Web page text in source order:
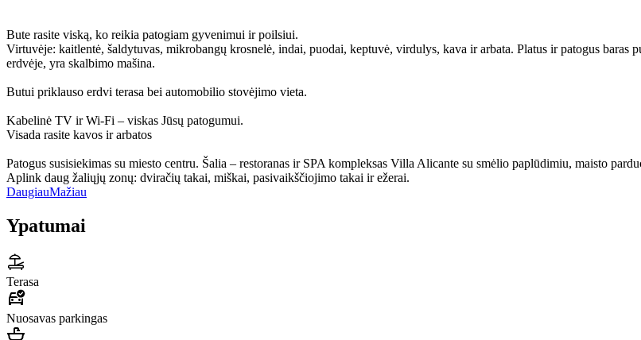
Bute rasite viską, ko reikia patogiam gyvenimui ir poilsiui.
Virtuvėje: kaitlentė, šaldytuvas, mikrobangų krosnelė, indai, puodai, keptuvė, virdulys, kava ir arbata. Platus ir patogus
erdvėje, yra skalbimo mašina.
Butui priklauso erdvi terasa bei automobilio stovėjimo vieta.
Kabelinė TV ir Wi-Fi – viskas Jūsų patogumui.
Visada rasite kavos ir arbatos
Patogus susisiekimas su miesto centru. Šalia – restoranas ir SPA kompleksas Villa Alicante su smėlio paplūdimiu, maisto
Aplink daug žaliųjų zonų: dviračių takai, miškai, pasivaikščiojimo takai ir ežerai.
DaugiauMažiau
Ypatumai
Terasa
Nuosavas parkingas